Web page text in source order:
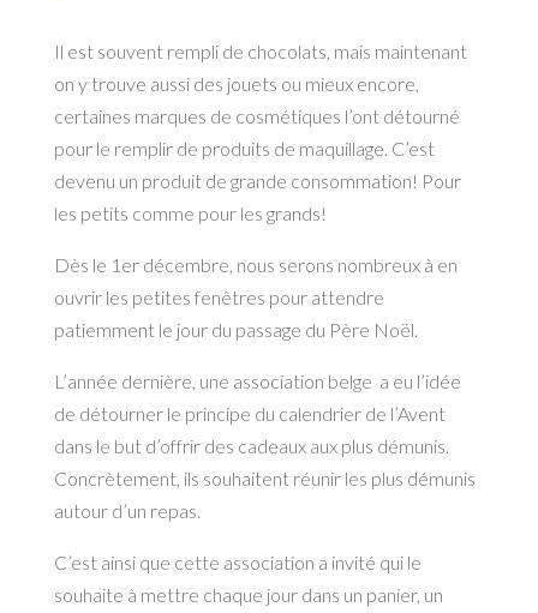
Il est souvent rempli de chocolats, mais maintenant
on y trouve aussi des jouets ou mieux encore,
certaines marques de cosmétiques l’ont détourné
pour le remplir de produits de maquillage. C’est
devenu un produit de grande consommation! Pour
les petits comme pour les grands!
Dès le 1er décembre, nous serons nombreux à en
ouvrir les petites fenêtres pour attendre
patiemment le jour du passage du Père Noël.
L’année dernière, une association belge a eu l’idée
de détourner le principe du calendrier de l’Avent
dans le but d’offrir des cadeaux aux plus démunis.
Concrètement, ils souhaitent réunir les plus démunis
autour d’un repas.
C’est ainsi que cette association a invité qui le
souhaite à mettre chaque jour dans un panier, un